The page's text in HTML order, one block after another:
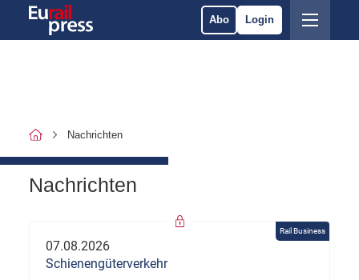
Abo Login
Nachrichten
Nachrichten
Rail Business
07.08.2026
Schienengüterverkehr